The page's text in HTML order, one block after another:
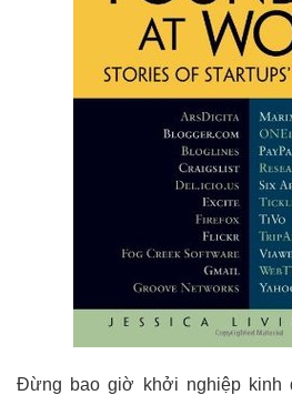
Đừng bao giờ khởi nghiệp kinh